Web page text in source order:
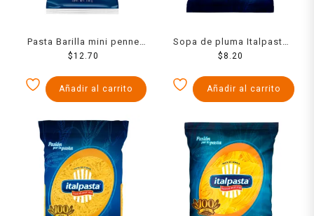
Pasta Barilla mini penne
rigate 200 g
$12.70
Añadir al carrito
Sopa de pluma Italpasta
grande 200 g
$ 8.20
Añadir al carrito